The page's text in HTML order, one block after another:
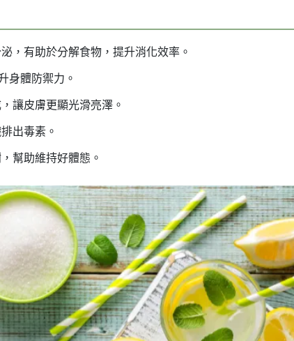
，有助於分解食物，提升消化效率。
身體防禦力。
讓皮膚更顯光滑亮澤。
出毒素。
幫助維持好體態。